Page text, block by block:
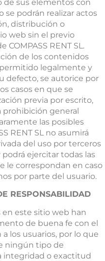
de sus elementos con
se podrán realizar actos
distribución o
web sin el previo
RENT SL.
de los contenidos
legalmente y
defecto, se autorice por
casos en que se
previa por escrito,
prohibición general
las posibles
RENT SL no asumirá
del uso por terceros
ejercitar todas las
le correspondan en caso
por parte del usuario.
RESPONSABILIDAD
este sitio web han
de buena fe con el
los usuarios, por lo que
ningún tipo de
integridad o exactitud